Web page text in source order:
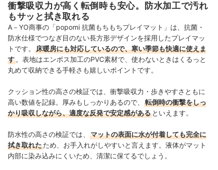
衝撃吸収力が高く転倒時も安心。防水加工で汚れ
もサッと拭き取れる
A－YO商事の「popomi 抗菌もちもちプレイマット」は、抗菌・
防水仕様でつなぎ目のない長方形デザインを採用したプレイマッ
トです。
床暖房にも対応しているので、寒い季節も快適に使えま
す 。表地はエンボス加工のPVC素材で、使わないときはくるっと
丸めて収納できる手軽さも嬉しいポイントです。
クッション性の高さの検証では、衝撃吸収力・歩きやすさともに
高い数値を記録。厚みもしっかりあるので、
転倒時の衝撃をしっ
かり吸収しながら、適度な反発で安定感がある といえます。
防水性の高さの検証では、
マットの表面に水が付着しても完全に
拭き取れたため、お手入れがしやすいと言えます。液体がマット
内部に染み込みにくいため、清潔に保てるでしょう。